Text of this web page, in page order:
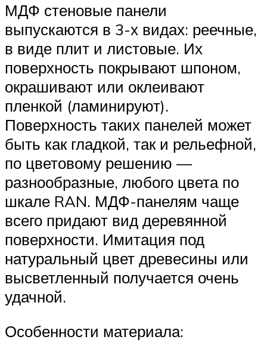
МДФ стеновые панели
выпускаются в 3-х видах: реечные,
в виде плит и листовые. Их
поверхность покрывают шпоном,
окрашивают или оклеивают
пленкой (ламинируют).
Поверхность таких панелей может
быть как гладкой, так и рельефной,
по цветовому решению —
разнообразные, любого цвета по
шкале RAN. МДФ-панелям чаще
всего придают вид деревянной
поверхности. Имитация под
натуральный цвет древесины или
высветленный получается очень
удачной.
Особенности материала: